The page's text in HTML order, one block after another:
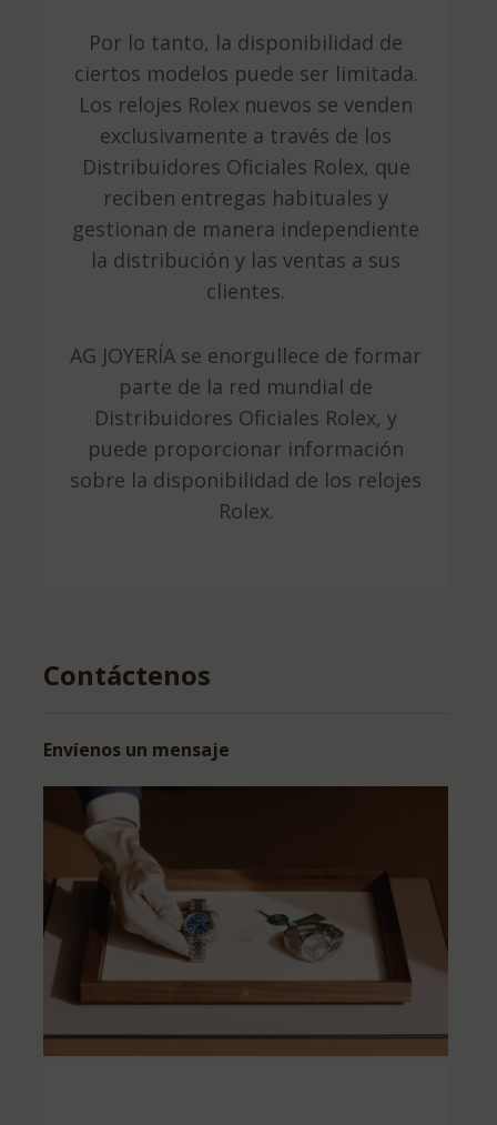
Por lo tanto, la disponibilidad de
ciertos modelos puede ser limitada.
Los relojes Rolex nuevos se venden
exclusivamente a través de los
Distribuidores Oficiales Rolex, que
reciben entregas habituales y
gestionan de manera independiente
la distribución y las ventas a sus
clientes.
AG JOYERÍA se enorgullece de formar
parte de la red mundial de
Distribuidores Oficiales Rolex, y
puede proporcionar información
sobre la disponibilidad de los relojes
Rolex.
Contáctenos
Envíenos un mensaje